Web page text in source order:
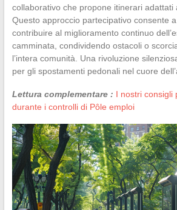
collaborativo che propone itinerari adattati
Questo approccio partecipativo consente
contribuire al miglioramento continuo
camminata, condividendo ostacoli o
l’intera comunità. Una rivoluzione
per gli spostamenti pedonali nel cuore
Lettura complementare : I nostri consigli
durante i controlli di Pôle emploi